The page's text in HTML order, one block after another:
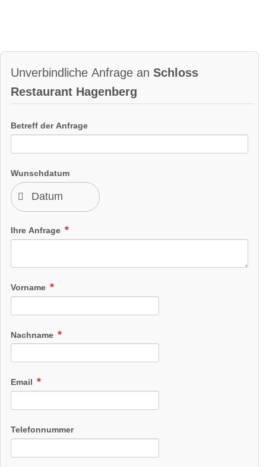
Unverbindliche Anfrage an Schloss
Restaurant Hagenberg
Betreff der Anfrage
Wunschdatum
Ihre Anfrage
Vorname
Nachname
Email
Telefonnummer